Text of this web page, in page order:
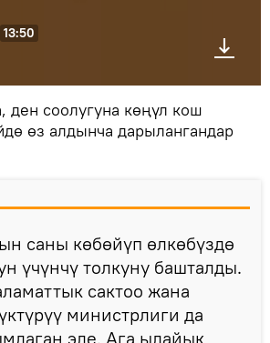
13:50
соолугуна көңүл кош
өз алдынча дарылангандар
саны көбөйүп өлкөбүздө
үчүнчү толкуну башталды.
сактоо жана
министрлиги да
эле. Ага ылайык